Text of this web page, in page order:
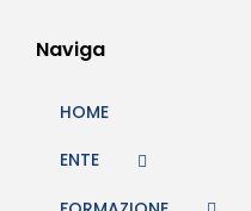
Naviga
HOME
ENTE